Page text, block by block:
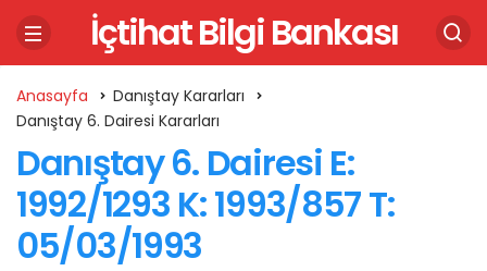
İçtihat Bilgi Bankası
Anasayfa
Danıştay Kararları
Danıştay 6. Dairesi Kararları
Danıştay 6. Dairesi E:
1992/1293 K: 1993/857 T:
05/03/1993